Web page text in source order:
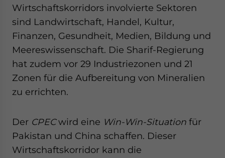
Wirtschaftskorridors involvierte Sektoren
sind Landwirtschaft, Handel, Kultur,
Finanzen, Gesundheit, Medien, Bildung und
Meereswissenschaft. Die Sharif-Regierung
hat zudem vor 29 Industriezonen und 21
Zonen für die Aufbereitung von Mineralien
zu errichten.
Der CPECwird eine Win-Win-Situation für
Pakistan und China schaffen. Dieser
Wirtschaftskorridor kann die